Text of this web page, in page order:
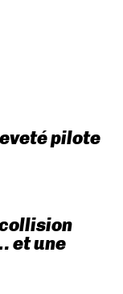
pilote
et une